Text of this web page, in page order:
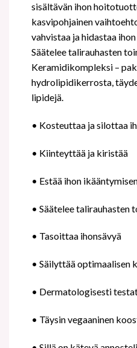
sisältävän ihon
kasvipohjainen
vahvistaa ja hidastaa
Säätelee talirauhasten
Keramidikompleksi –
hydrolipidikerrosta,
lipidejä.
• Kosteuttaa ja silottaa
• Kiinteyttää ja kiristää
• Estää ihon
• Säätelee talirauhasten
• Tasoittaa ihonsävyä
• Säilyttää optimaalisen
• Dermatologisesti
• Täysin vegaaninen